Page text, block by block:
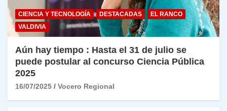
CIENCIA Y TECNOLOGÍA DESTACADAS
EL RANCO
VALDIVIA
Aún hay tiempo : Hasta el 31 de julio se
puede postular al concurso Ciencia Pública
2025
16/07/2025 Vocero Regional